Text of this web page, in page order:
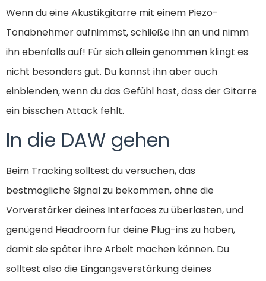
Wenn du eine Akustikgitarre mit einem Piezo-
Tonabnehmer aufnimmst, schließe ihn an und nimm
ihn ebenfalls auf! Für sich allein genommen klingt es
nicht besonders gut. Du kannst ihn aber auch
einblenden, wenn du das Gefühl hast, dass der Gitarre
ein bisschen Attack fehlt.
In die DAW gehen
Beim Tracking solltest du versuchen, das
bestmögliche Signal zu bekommen, ohne die
Vorverstärker deines Interfaces zu überlasten, und
genügend Headroom für deine Plug-ins zu haben,
damit sie später ihre Arbeit machen können. Du
solltest also die Eingangsverstärkung deines